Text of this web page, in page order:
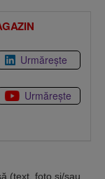
Urmărește
Urmărește
(text, foto si/sau